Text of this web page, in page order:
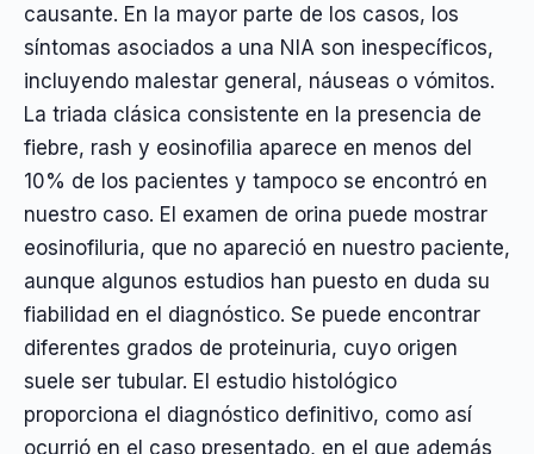
causante. En la mayor parte de los casos, los
síntomas asociados a una NIA son inespecíficos,
incluyendo malestar general, náuseas o vómitos.
La triada clásica consistente en la presencia de
fiebre, rash y eosinofilia aparece en menos del
10% de los pacientes y tampoco se encontró en
nuestro caso. El examen de orina puede mostrar
eosinofiluria, que no apareció en nuestro paciente,
aunque algunos estudios han puesto en duda su
fiabilidad en el diagnóstico. Se puede encontrar
diferentes grados de proteinuria, cuyo origen
suele ser tubular. El estudio histológico
proporciona el diagnóstico definitivo, como así
ocurrió en el caso presentado, en el que además